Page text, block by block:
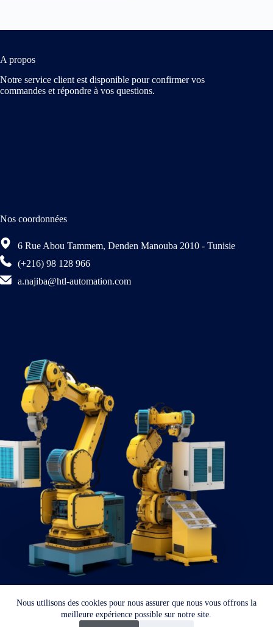
Nous utilisons des cookies pour nous assurer que nous vous offrons la
meilleure expérience possible sur notre site.
A propos
Notre service client est disponible pour confirmer vos
commandes et répondre à vos questions.
Nos coordonnées
6 Rue Abou Tammem, Denden Manouba 2010 - Tunisie
(+216) 98 128 966
a.najiba@htl-automation.com
Copyright © 2026